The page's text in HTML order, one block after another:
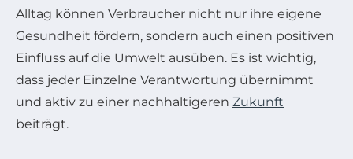
Alltag können Verbraucher nicht nur ihre eigene
Gesundheit fördern, sondern auch einen positiven
Einfluss auf die Umwelt ausüben. Es ist wichtig,
dass jeder Einzelne Verantwortung übernimmt
und aktiv zu einer nachhaltigeren Zukunft
beiträgt.